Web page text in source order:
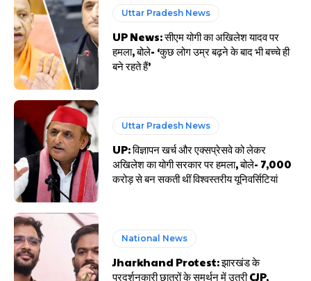
Uttar Pradesh News
UP News: सीएम योगी का अखिलेश यादव पर
हमला, बोले- ‘कुछ लोग उम्र बढ़ने के बाद भी बच्चे ही
बने रहते हैं’
Uttar Pradesh News
UP: विज्ञापन खर्च और एक्सप्रेसवे को लेकर
अखिलेश का योगी सरकार पर हमला, बोले- 7,000
करोड़ से बन सकती थीं विश्वस्तरीय यूनिवर्सिटियां
National News
Jharkhand Protest: झारखंड के
प्रदर्शनकारी छात्रों के समर्थन में उतरी CJP,